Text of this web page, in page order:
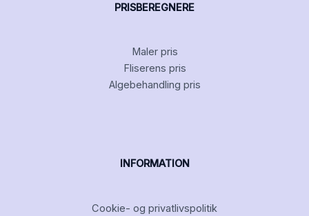
PRISBEREGNERE
Maler pris
Fliserens pris
Algebehandling pris
INFORMATION
Cookie- og privatlivspolitik